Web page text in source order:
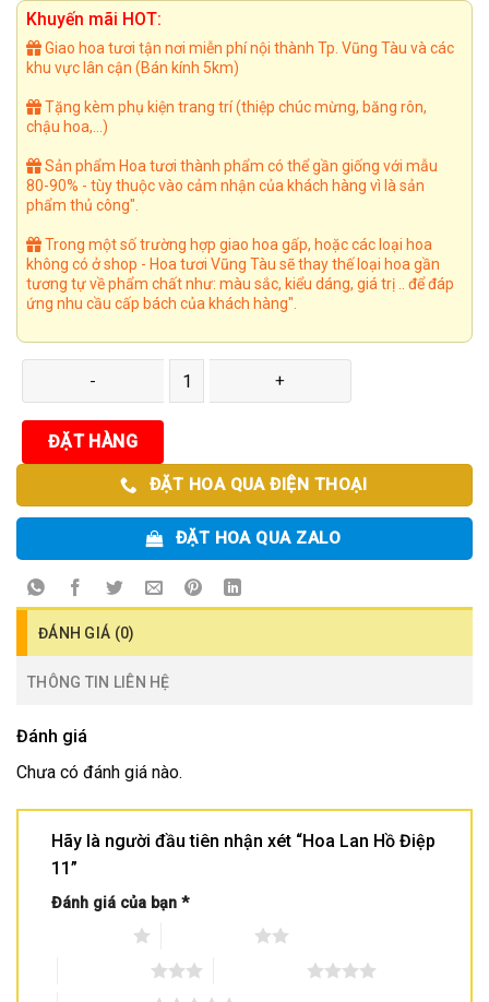
Khuyến mãi HOT:
Giao hoa tươi tận nơi miễn phí nội thành Tp. Vũng Tàu và các
khu vực lân cận (Bán kính 5km)
Tặng kèm phụ kiện trang trí (thiệp chúc mừng, băng rôn,
chậu hoa,...)
Sản phẩm Hoa tươi thành phẩm có thể gần giống với mẫu
80-90% - tùy thuộc vào cảm nhận của khách hàng vì là sản
phẩm thủ công".
Trong một số trường hợp giao hoa gấp, hoặc các loại hoa
không có ở shop - Hoa tươi Vũng Tàu sẽ thay thế loại hoa gần
tương tự về phẩm chất như: màu sắc, kiểu dáng, giá trị .. để đáp
ứng nhu cầu cấp bách của khách hàng".
Hoa Lan Hồ Điệp 11 số lượng
ĐẶT HÀNG
ĐẶT HOA QUA ĐIỆN THOẠI
ĐẶT HOA QUA ZALO
ĐÁNH GIÁ (0)
THÔNG TIN LIÊN HỆ
Đánh giá
Chưa có đánh giá nào.
Hãy là người đầu tiên nhận xét “Hoa Lan Hồ Điệp
11”
Đánh giá của bạn *